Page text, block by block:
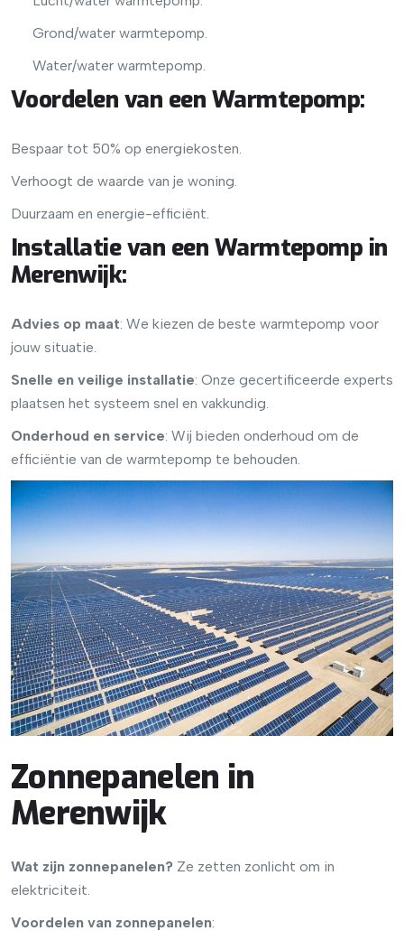
Grond/water warmtepomp.
Water/water warmtepomp.
Voordelen van een Warmtepomp:
Bespaar tot 50% op energiekosten.
Verhoogt de waarde van je woning.
Duurzaam en energie-efficiënt.
Installatie van een Warmtepomp in
Merenwijk:
Advies op maat: We kiezen de beste warmtepomp voor
jouw situatie.
Snelle en veilige installatie: Onze gecertificeerde experts
plaatsen het systeem snel en vakkundig.
Onderhoud en service: Wij bieden onderhoud om de
efficiëntie van de warmtepomp te behouden.
Zonnepanelen in
Merenwijk
Wat zijn zonnepanelen? Ze zetten zonlicht om in
elektriciteit.
Voordelen van zonnepanelen: